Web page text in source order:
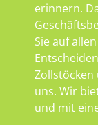
erinnern.
Sie auf
uns. Wir
und mit